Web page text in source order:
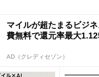
マイルが超たまるビジ
費無料で還元率最大
AD（クレディセゾン）